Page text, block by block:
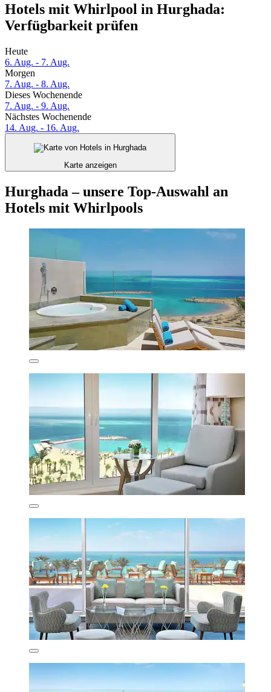
Hotels mit Whirlpool in Hurghada:
Verfügbarkeit prüfen
Heute
6. Aug. - 7. Aug.
Morgen
7. Aug. - 8. Aug.
Dieses Wochenende
7. Aug. - 9. Aug.
Nächstes Wochenende
14. Aug. - 16. Aug.
Karte anzeigen
Hurghada – unsere Top-Auswahl an
Hotels mit Whirlpools